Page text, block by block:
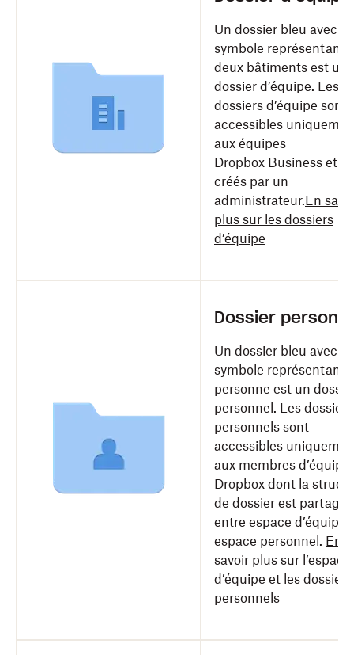
Un dossier bleu avec
symbole représentant
deux bâtiments est un
dossier d’équipe. Les
dossiers d’équipe sont
accessibles
aux équipes
Dropbox Business et
créés par un
administrateur.En
plus sur les dossiers
d’équipe
Dossier
Un dossier bleu avec
symbole représentant
personne est un
personnel. Les dossiers
personnels sont
accessibles
aux membres
Dropbox dont la
de dossier est partagée
entre espace d’équipe
espace personnel. En
savoir plus sur l’espace
d’équipe et les dossiers
personnels